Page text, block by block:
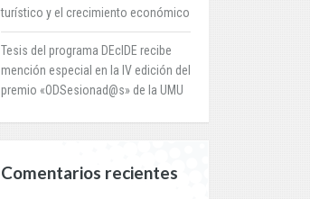
turístico y el crecimiento económico
Tesis del programa DEcIDE recibe
mención especial en la IV edición del
premio «ODSesionad@s» de la UMU
Comentarios recientes